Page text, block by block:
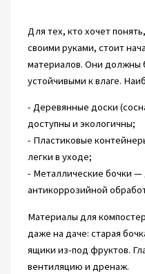
Для тех, кто хочет
своими руками, стоит
материалов. Они
устойчивыми к влаге.
- Деревянные доски
доступны и экологичны;
- Пластиковые
легки в уходе;
- Металлические бочки
антикоррозийной
Материалы для
даже на даче: старая
ящики из-под фруктов.
вентиляцию и дренаж.